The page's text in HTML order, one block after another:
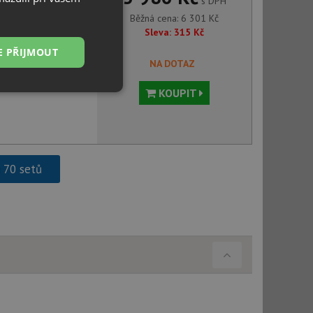
Běžná cena: 6 301 Kč
Sleva: 315 Kč
NA DOTAZ
KOUPIT
70 setů
PŘIJMOUT
Nezařazené